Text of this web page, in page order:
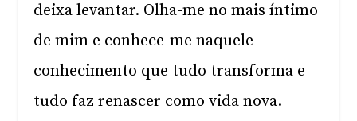
deixa levantar. Olha-me no mais íntimo
de mim e conhece-me naquele
conhecimento que tudo transforma e
tudo faz renascer como vida nova.